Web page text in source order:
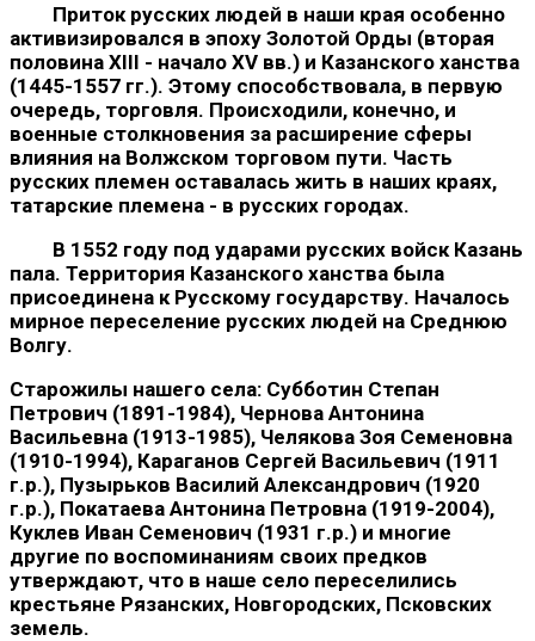
Приток русских людей в наши края особенно
активизиро­вался в эпоху Золотой Орды (вторая
половина XIII - начало XV вв.) и Казанского ханства
(1445-1557 гг.). Этому способствовала, в первую
очередь, торговля. Происходили, конечно, и
военные столкновения за расширение сферы
влияния на Волжском торговом пути. Часть
русских племен оставалась жить в наших краях,
татарские племена - в русских городах.
В 1552 году под ударами русских войск Казань
пала. Территория Казанского ханства была
присоединена к Русскому государству. Началось
мирное переселение русских людей на Среднюю
Волгу.
Старожилы нашего села: Субботин Степан
Петрович (1891-1984), Чернова Антонина
Васильевна (1913-1985), Челякова Зоя Семеновна
(1910-1994), Караганов Сергей Васильевич (1911
г.р.), Пузырьков Василий Александрович (1920
г.р.), Покатаева Антонина Петровна (1919-2004),
Куклев Иван Семенович (1931 г.р.) и многие
другие по воспоминаниям своих предков
утверждают, что в наше село переселились
крестьяне Рязанских, Новгородских, Псковских
земель.